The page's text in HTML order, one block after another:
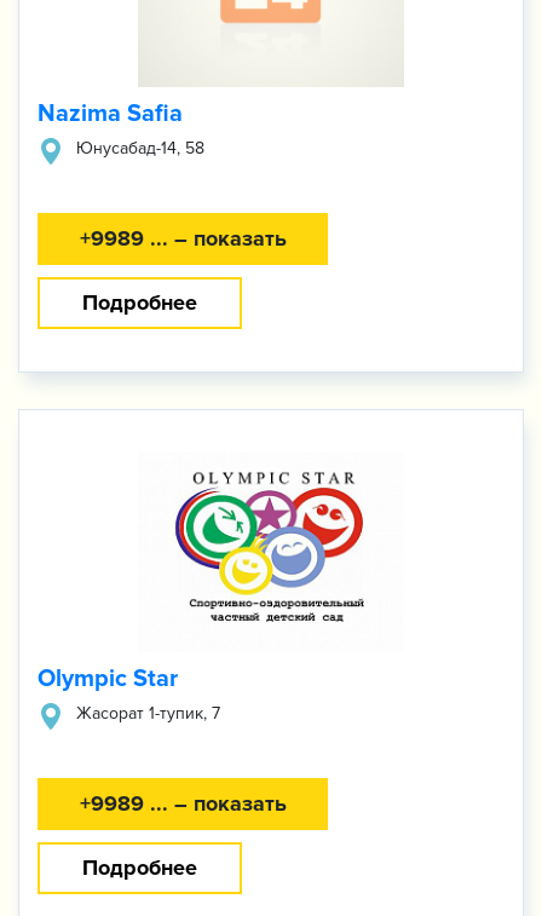
Nazima Safia
Юнусабад-​14, 58
+9989 ... – показать
Подробнее
Olympic Star
​Жасорат 1-тупик, 7
+9989 ... – показать
Подробнее